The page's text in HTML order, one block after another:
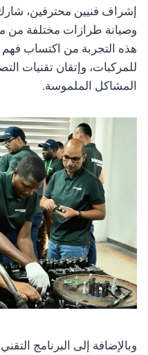
إشراف فنيين محترفين،
وصيانة طرازات مختلفة من
هذه التجربة من اكتساب فهم
للمركبات، وإتقان تقنيات
المشاكل الملموسة.
وبالإضافة إلى البرنامج